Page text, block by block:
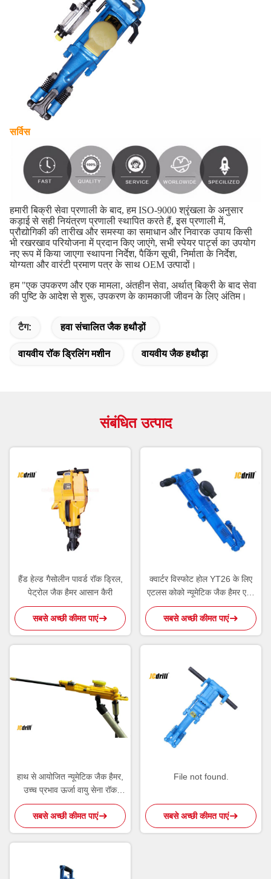
सर्विस
हमारी बिक्री सेवा प्रणाली के बाद, हम ISO-9000 श्रृंखला के अनुसार
कड़ाई से सही नियंत्रण प्रणाली स्थापित करते हैं, इस प्रणाली में,
प्रौद्योगिकी की तारीख और समस्या का समाधान और निवारक उपाय किसी
भी रखरखाव परियोजना में प्रदान किए जाएंगे, सभी स्पेयर पार्ट्स का उपयोग
नए रूप में किया जाएगा स्थापना निर्देश, पैकिंग सूची, निर्माता के निर्देश,
योग्यता और वारंटी प्रमाण पत्र के साथ OEM उत्पादों।
हम "एक उपकरण और एक मामला, अंतहीन सेवा, अर्थात् बिक्री के बाद सेवा
की पुष्टि के आदेश से शुरू,उपकरण के कामकाजी जीवन के लिए अंतिम।
टैग: हवा संचालित जैक हथौड़ों
वायवीय रॉक ड्रिलिंग मशीन वायवीय जैक हथौड़ा
संबंधित उत्पाद
हैंड हेल्ड गैसोलीन पावर्ड रॉक ड्रिल,
पेट्रोल जैक हैमर आसान कैरी
सबसे अच्छी कीमत पाएं
क्वार्टर विस्फोट होल YT26 के लिए
एटलस कोको न्यूमेटिक जैक हैमर एयर
लेग रॉक ड्रिल
सबसे अच्छी कीमत पाएं
हाथ से आयोजित न्यूमेटिक जैक हैमर,
उच्च प्रभाव ऊर्जा वायु सेना रॉक
ड्रिल YT29A
सबसे अच्छी कीमत पाएं
File not found.
सबसे अच्छी कीमत पाएं